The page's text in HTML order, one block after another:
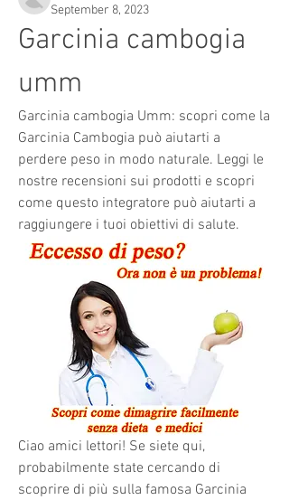
September 8, 2023
Garcinia cambogia
umm
Garcinia cambogia Umm: scopri come la
Garcinia Cambogia può aiutarti a
perdere peso in modo naturale. Leggi le
nostre recensioni sui prodotti e scopri
come questo integratore può aiutarti a
raggiungere i tuoi obiettivi di salute.
Ciao amici lettori! Se siete qui,
probabilmente state cercando di
scoprire di più sulla famosa Garcinia